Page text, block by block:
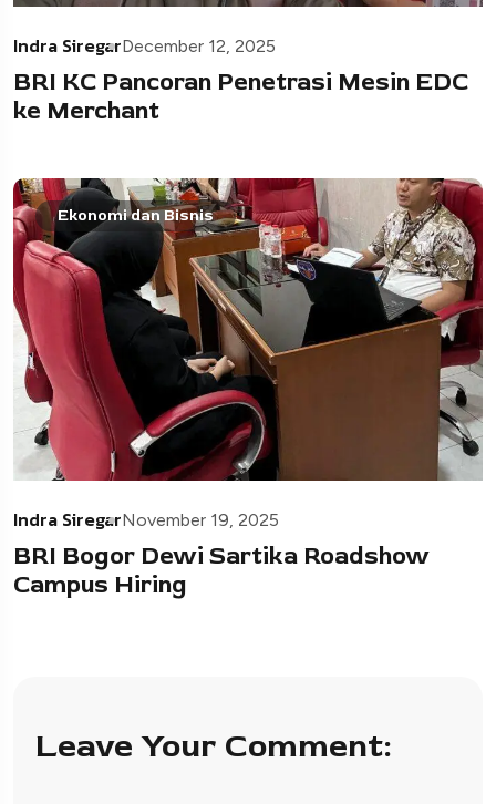
Indra SiregarDecember 12, 2025
BRI KC Pancoran Penetrasi Mesin EDC
ke Merchant
Ekonomi dan Bisnis
Indra SiregarNovember 19, 2025
BRI Bogor Dewi Sartika Roadshow
Campus Hiring
Leave Your Comment: